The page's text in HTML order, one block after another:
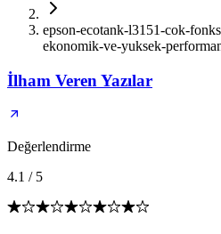
epson-ecotank-l3151-cok-
ekonomik-ve-yuksek-
İlham Veren Yazılar
Değerlendirme
4.1 / 5